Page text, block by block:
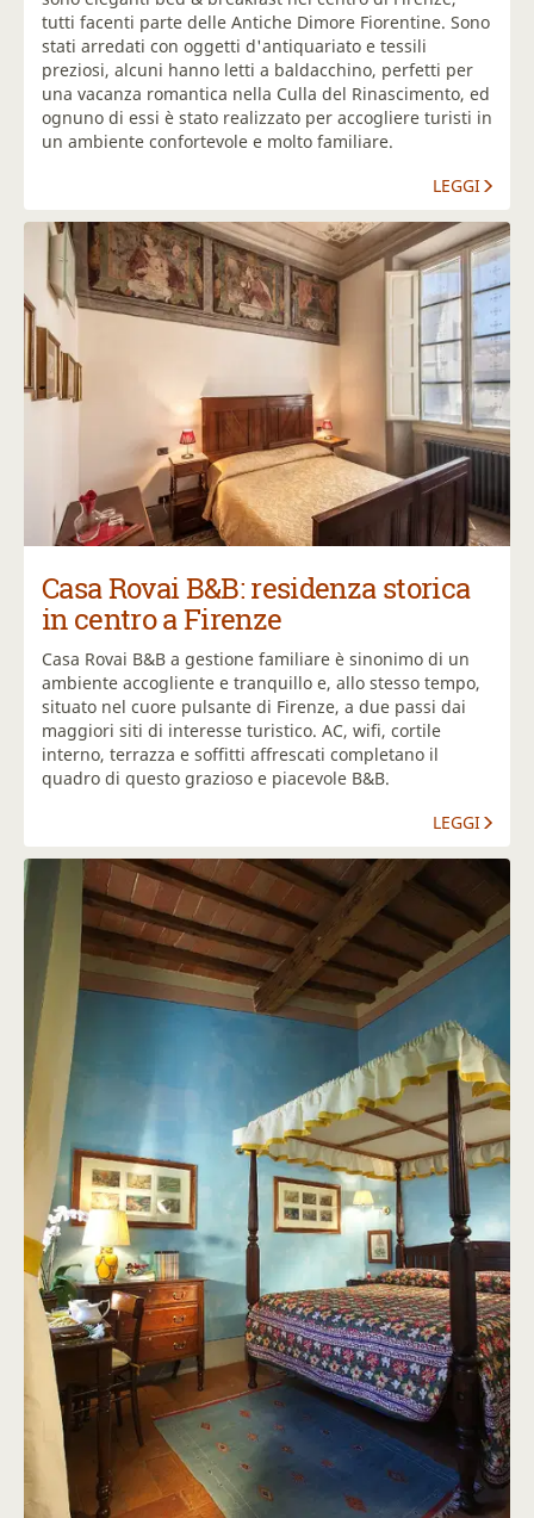
tutti facenti parte delle Antiche Dimore Fiorentine. Sono
stati arredati con oggetti d'antiquariato e tessili
preziosi, alcuni hanno letti a baldacchino, perfetti per
una vacanza romantica nella Culla del Rinascimento, ed
ognuno di essi è stato realizzato per accogliere turisti in
un ambiente confortevole e molto familiare.
LEGGI
Casa Rovai B&B: residenza storica
in centro a Firenze
Casa Rovai B&B a gestione familiare è sinonimo di un
ambiente accogliente e tranquillo e, allo stesso tempo,
situato nel cuore pulsante di Firenze, a due passi dai
maggiori siti di interesse turistico. AC, wifi, cortile
interno, terrazza e soffitti affrescati completano il
quadro di questo grazioso e piacevole B&B.
LEGGI